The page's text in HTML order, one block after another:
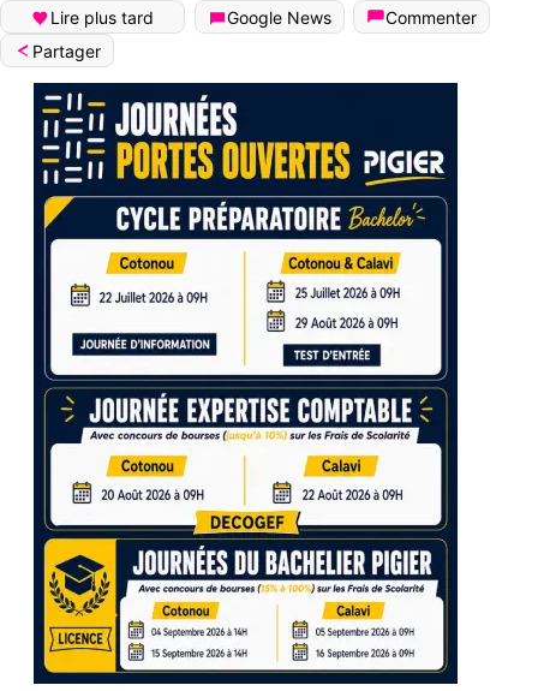
Lire plus tard Google News
Commenter
Partager